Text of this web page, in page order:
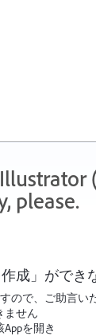
please.
成」ができ
ので、ご助言い
ません
を開き